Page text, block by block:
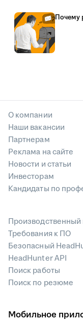
Почему
О компании
Наши вакансии
Партнерам
Реклама на сайте
Новости и статьи
Инвесторам
Кандидаты по
Производственный
Требования к ПО
Безопасный
HeadHunter API
Поиск работы
Поиск по резюме
Мобильное